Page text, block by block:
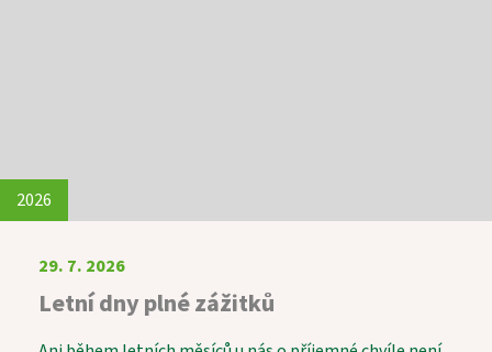
2026
29. 7. 2026
Letní dny plné zážitků